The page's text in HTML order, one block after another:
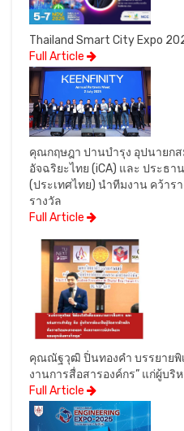
Thailand Smart City Expo
Full Article
คุณกฤษฎา ปานบำรุง อุปนายก
อัจฉริยะไทย (iCA) และ ประธ
(ประเทศไทย) นำทีมงาน คว้าร
รางวัล
Full Article
คุณณัฐวุฒิ ปิ่นทองคำ บรรยายพิ
งานการสื่อสารองค์กร” แก่ผู้บ
Full Article